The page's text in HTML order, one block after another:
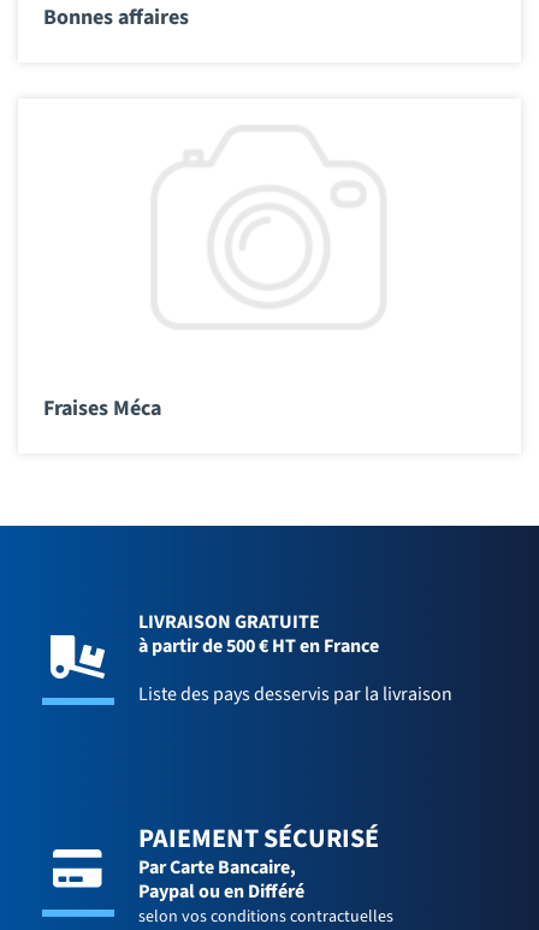
Bonnes affaires
Fraises Méca
LIVRAISON GRATUITE
à partir de 500 € HT en France
Liste des pays desservis par la livraison
PAIEMENT SÉCURISÉ
Par Carte Bancaire,
Paypal ou en Différé
selon vos conditions contractuelles